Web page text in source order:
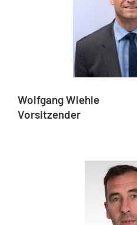
Wolfgang Wiehle
Vorsitzender